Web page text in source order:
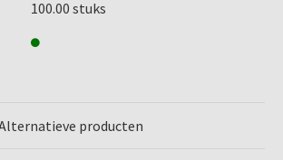
wordt het materiaal efficiënter
in plaats van achter
applicatie
100.00 stuks
producten